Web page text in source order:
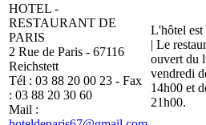
HOTEL -
RESTAURANT DE
PARIS
2 Rue de Paris - 67116
Reichstett
Tél : 03 88 20 00 23 - Fax
: 03 88 20 30 60
Mail :
L'hôtel est
| Le
ouvert du
vendredi
14h00 et
21h00.